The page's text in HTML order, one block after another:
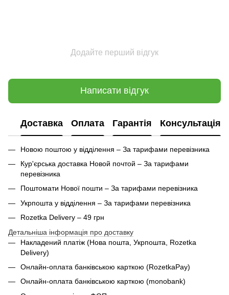
Додайте перший відгук
Написати відгук
Доставка Оплата Гарантія Консультація
Новою поштою у відділення – За тарифами перевізника
Кур'єрська доставка Новой почтой – За тарифами
перевізника
Поштомати Нової пошти – За тарифами перевізника
Укрпошта у відділення – За тарифами перевізника
Rozetka Delivery – 49 грн
Детальніша інформація про доставку
Накладений платіж (Нова пошта, Укрпошта, Rozetka
Delivery)
Онлайн-оплата банківською карткою (RozetkaPay)
Онлайн-оплата банківською карткою (monobank)